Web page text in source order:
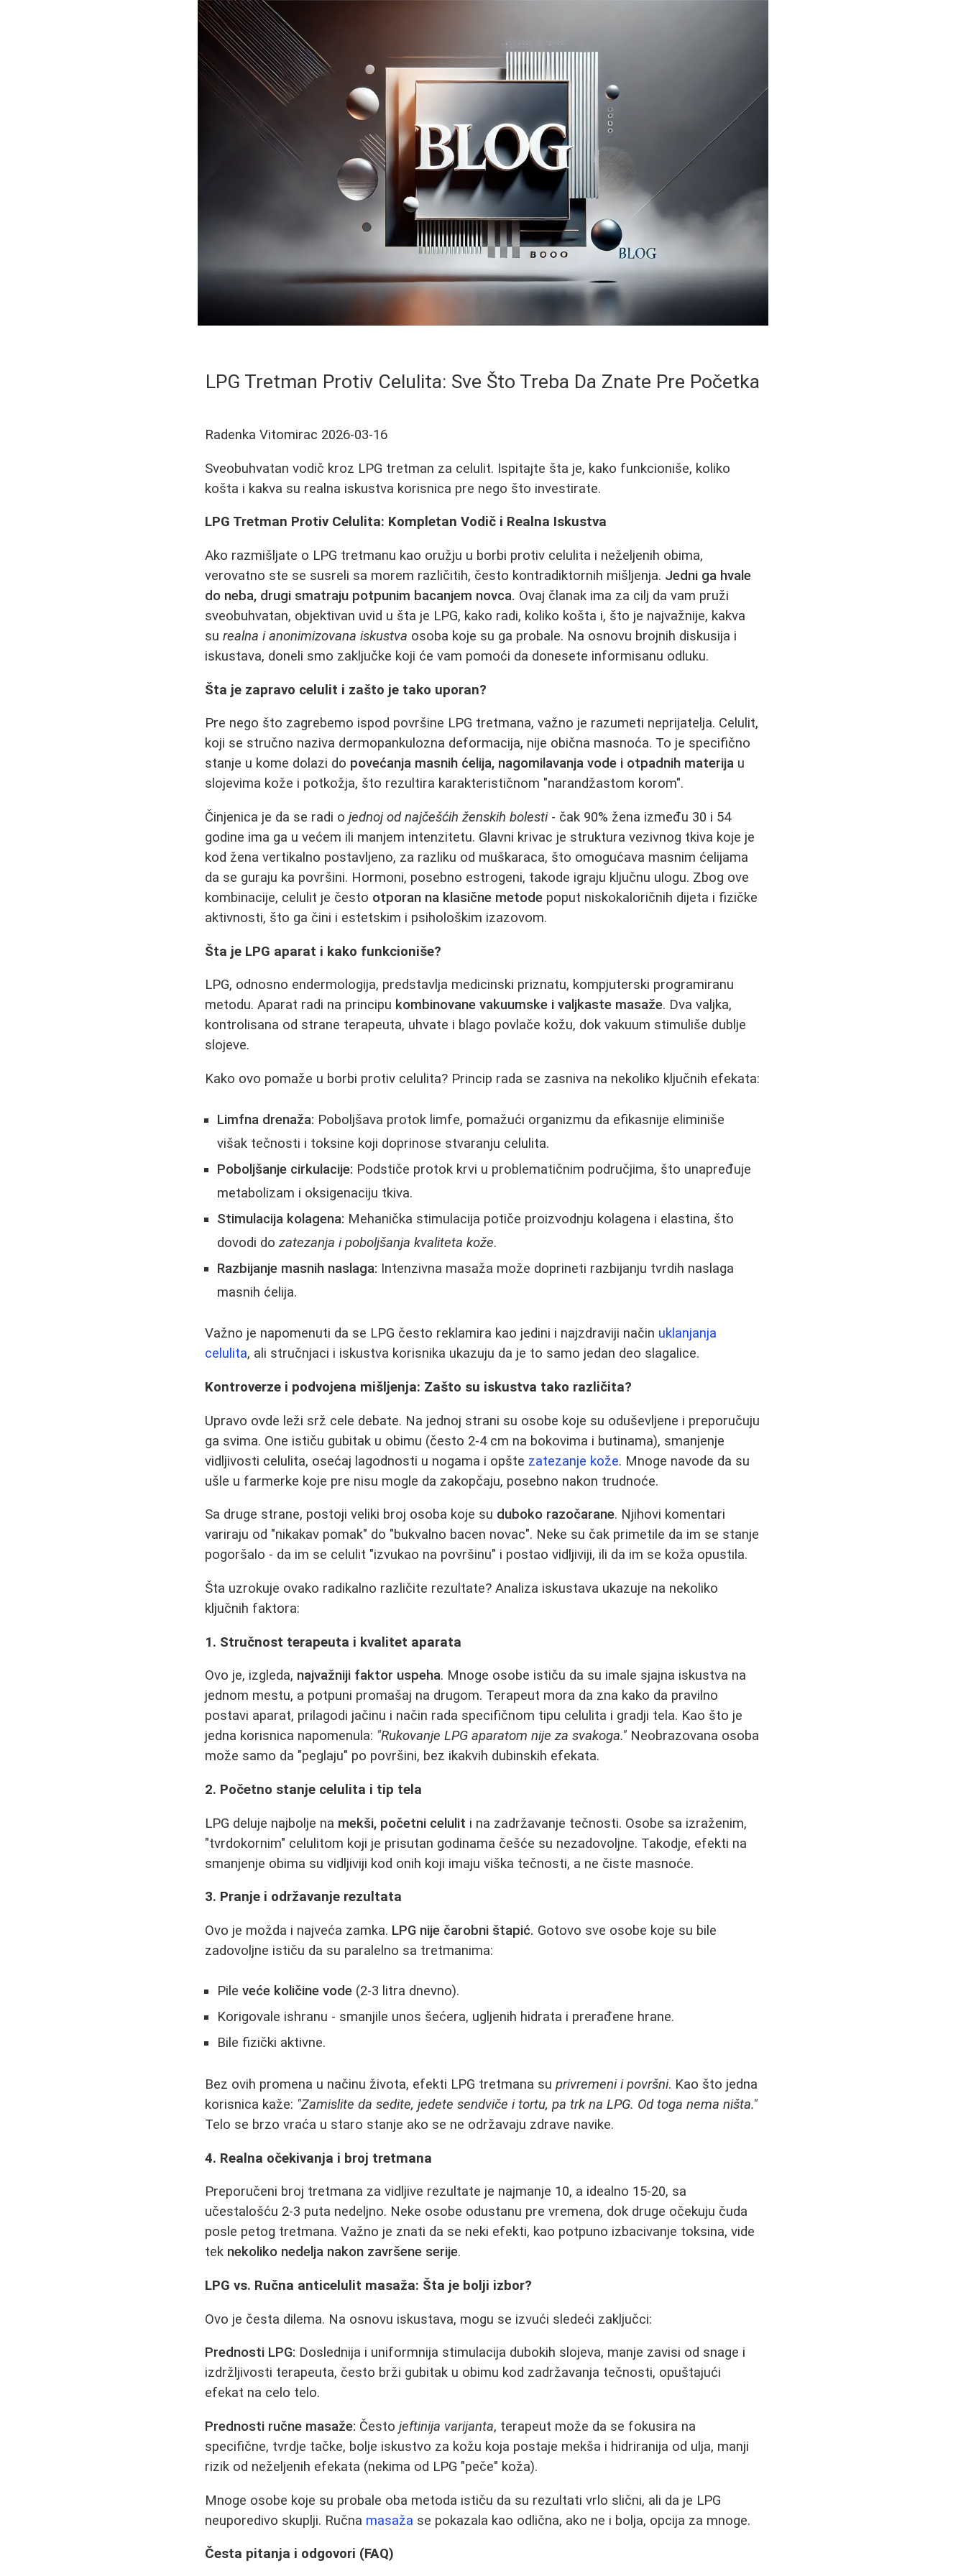
LPG Tretman Protiv Celulita: Sve Što Treba Da Znate Pre Početka
Radenka Vitomirac 2026-03-16
Sveobuhvatan vodič kroz LPG tretman za celulit. Ispitajte šta je, kako funkcioniše, koliko
košta i kakva su realna iskustva korisnica pre nego što investirate.
LPG Tretman Protiv Celulita: Kompletan Vodič i Realna Iskustva
Ako razmišljate o LPG tretmanu kao oružju u borbi protiv celulita i neželjenih obima,
verovatno ste se susreli sa morem različitih, često kontradiktornih mišljenja. Jedni ga hvale
do neba, drugi smatraju potpunim bacanjem novca. Ovaj članak ima za cilj da vam pruži
sveobuhvatan, objektivan uvid u šta je LPG, kako radi, koliko košta i, što je najvažnije, kakva
surealna i anonimizovana iskustva osoba koje su ga probale. Na osnovu brojnih diskusija i
iskustava, doneli smo zaključke koji će vam pomoći da donesete informisanu odluku.
Šta je zapravo celulit i zašto je tako uporan?
Pre nego što zagrebemo ispod površine LPG tretmana, važno je razumeti neprijatelja. Celulit,
koji se stručno naziva dermopankulozna deformacija, nije obična masnoća. To je specifično
stanje u kome dolazi do povećanja masnih ćelija, nagomilavanja vode i otpadnih materija u
slojevima kože i potkožja, što rezultira karakterističnom "narandžastom korom".
Činjenica je da se radi ojednoj od najčešćih ženskih bolesti- čak 90% žena između 30 i 54
godine ima ga u većem ili manjem intenzitetu. Glavni krivac je struktura vezivnog tkiva koje je
kod žena vertikalno postavljeno, za razliku od muškaraca, što omogućava masnim ćelijama
da se guraju ka površini. Hormoni, posebno estrogeni, takode igraju ključnu ulogu. Zbog ove
kombinacije, celulit je često otporan na klasične metode poput niskokaloričnih dijeta i fizičke
aktivnosti, što ga čini i estetskim i psihološkim izazovom.
Šta je LPG aparat i kako funkcioniše?
LPG, odnosno endermologija, predstavlja medicinski priznatu, kompjuterski programiranu
metodu. Aparat radi na principu kombinovane vakuumske i valjkaste masaže. Dva valjka,
kontrolisana od strane terapeuta, uhvate i blago povlače kožu, dok vakuum stimuliše dublje
slojeve.
Kako ovo pomaže u borbi protiv celulita? Princip rada se zasniva na nekoliko ključnih efekata:
Limfna drenaža: Poboljšava protok limfe, pomažući organizmu da efikasnije eliminiše
višak tečnosti i toksine koji doprinose stvaranju celulita.
Poboljšanje cirkulacije: Podstiče protok krvi u problematičnim područjima, što unapređuje
metabolizam i oksigenaciju tkiva.
Stimulacija kolagena: Mehanička stimulacija potiče proizvodnju kolagena i elastina, što
dovodi dozatezanja i poboljšanja kvaliteta kože.
Razbijanje masnih naslaga: Intenzivna masaža može doprineti razbijanju tvrdih naslaga
masnih ćelija.
Važno je napomenuti da se LPG često reklamira kao jedini i najzdraviji način uklanjanja
celulita, ali stručnjaci i iskustva korisnika ukazuju da je to samo jedan deo slagalice.
Kontroverze i podvojena mišljenja: Zašto su iskustva tako različita?
Upravo ovde leži srž cele debate. Na jednoj strani su osobe koje su oduševljene i preporučuju
ga svima. One ističu gubitak u obimu (često 2-4 cm na bokovima i butinama), smanjenje
vidljivosti celulita, osećaj lagodnosti u nogama i opšte zatezanje kože. Mnoge navode da su
ušle u farmerke koje pre nisu mogle da zakopčaju, posebno nakon trudnoće.
Sa druge strane, postoji veliki broj osoba koje su duboko razočarane. Njihovi komentari
variraju od "nikakav pomak" do "bukvalno bacen novac". Neke su čak primetile da im se stanje
pogoršalo - da im se celulit "izvukao na površinu" i postao vidljiviji, ili da im se koža opustila.
Šta uzrokuje ovako radikalno različite rezultate? Analiza iskustava ukazuje na nekoliko
ključnih faktora:
1. Stručnost terapeuta i kvalitet aparata
Ovo je, izgleda, najvažniji faktor uspeha. Mnoge osobe ističu da su imale sjajna iskustva na
jednom mestu, a potpuni promašaj na drugom. Terapeut mora da zna kako da pravilno
postavi aparat, prilagodi jačinu i način rada specifičnom tipu celulita i gradji tela. Kao što je
jedna korisnica napomenula: "Rukovanje LPG aparatom nije za svakoga." Neobrazovana osoba
može samo da "peglaju" po površini, bez ikakvih dubinskih efekata.
2. Početno stanje celulita i tip tela
LPG deluje najbolje na mekši, početni celulit i na zadržavanje tečnosti. Osobe sa izraženim,
"tvrdokornim" celulitom koji je prisutan godinama češće su nezadovoljne. Takodje, efekti na
smanjenje obima su vidljiviji kod onih koji imaju viška tečnosti, a ne čiste masnoće.
3. Pranje i održavanje rezultata
Ovo je možda i najveća zamka. LPG nije čarobni štapić. Gotovo sve osobe koje su bile
zadovoljne ističu da su paralelno sa tretmanima:
Pileveće količine vode (2-3 litra dnevno).
Korigovale ishranu - smanjile unos šećera, ugljenih hidrata i prerađene hrane.
Bile fizički aktivne.
Bez ovih promena u načinu života, efekti LPG tretmana suprivremeni i površni. Kao što jedna
korisnica kaže: "Zamislite da sedite, jedete sendviče i tortu, pa trk na LPG. Od toga nema ništa."
Telo se brzo vraća u staro stanje ako se ne održavaju zdrave navike.
4. Realna očekivanja i broj tretmana
Preporučeni broj tretmana za vidljive rezultate je najmanje 10, a idealno 15-20, sa
učestalošću 2-3 puta nedeljno. Neke osobe odustanu pre vremena, dok druge očekuju čuda
posle petog tretmana. Važno je znati da se neki efekti, kao potpuno izbacivanje toksina, vide
tek nekoliko nedelja nakon završene serije.
LPG vs. Ručna anticelulit masaža: Šta je bolji izbor?
Ovo je česta dilema. Na osnovu iskustava, mogu se izvući sledeći zaključci:
Prednosti LPG: Doslednija i uniformnija stimulacija dubokih slojeva, manje zavisi od snage i
izdržljivosti terapeuta, često brži gubitak u obimu kod zadržavanja tečnosti, opuštajući
efekat na celo telo.
Prednosti ručne masaže: Čestojeftinija varijanta, terapeut može da se fokusira na
specifične, tvrdje tačke, bolje iskustvo za kožu koja postaje mekša i hidriranija od ulja, manji
rizik od neželjenih efekata (nekima od LPG "peče" koža).
Mnoge osobe koje su probale oba metoda ističu da su rezultati vrlo slični, ali da je LPG
neuporedivo skuplji. Ručna masaža se pokazala kao odlična, ako ne i bolja, opcija za mnoge.
Česta pitanja i odgovori (FAQ)